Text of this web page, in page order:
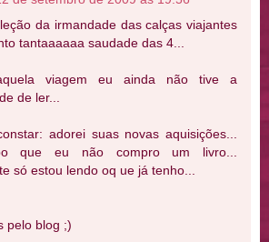
da irmandade das calças viajantes
tantaaaaaa saudade das 4...
viagem eu ainda não tive a
de ler...
adorei suas novas aquisições...
que eu não compro um livro...
só estou lendo oq ue já tenho...
pelo blog ;)